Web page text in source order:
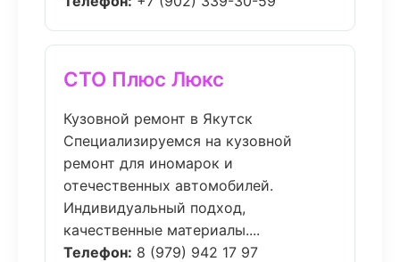
СТО Плюс Люкс
Кузовной ремонт в Якутск
Специализируемся на кузовной
ремонт для иномарок и
отечественных автомобилей.
Индивидуальный подход,
качественные материалы....
Телефон: 8 (979) 942 17 97